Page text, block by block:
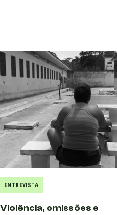
ENTREVISTA
Violência, omissões e